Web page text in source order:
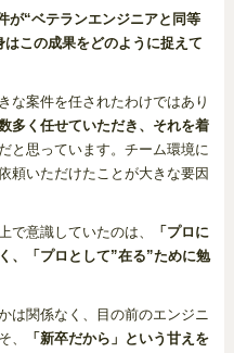
“ベテランエンジニアと同等
この成果をどのように捉えて
な案件を任されたわけではあり
多く任せていただき、それを着
と思っています。チーム環境に
頼いただけたことが大きな要因
で意識していたのは、
「プロに
、「プロとして”在る”ために勉
は関係なく、目の前のエンジニ
、
「新卒だから」という甘えを